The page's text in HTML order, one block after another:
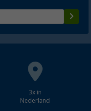
3x in
Nederland